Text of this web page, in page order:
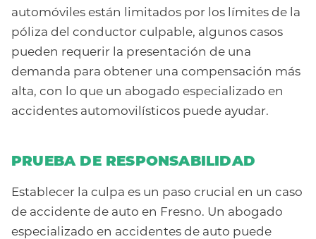
automóviles están limitados por los límites de la
póliza del conductor culpable, algunos casos
pueden requerir la presentación de una
demanda para obtener una compensación más
alta, con lo que un abogado especializado en
accidentes automovilísticos puede ayudar.
PRUEBA DE RESPONSABILIDAD
Establecer la culpa es un paso crucial en un caso
de accidente de auto en Fresno. Un abogado
especializado en accidentes de auto puede